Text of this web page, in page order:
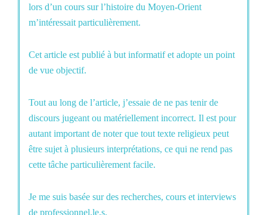
lors d’un cours sur l’histoire du Moyen-Orient
m’intéressait particulièrement.
Cet article est publié à but informatif et adopte un point
de vue objectif.
Tout au long de l’article, j’essaie de ne pas tenir de
discours jugeant ou matériellement incorrect. Il est pour
autant important de noter que tout texte religieux peut
être sujet à plusieurs interprétations, ce qui ne rend pas
cette tâche particulièrement facile.
Je me suis basée sur des recherches, cours et interviews
de professionnel.le.s.